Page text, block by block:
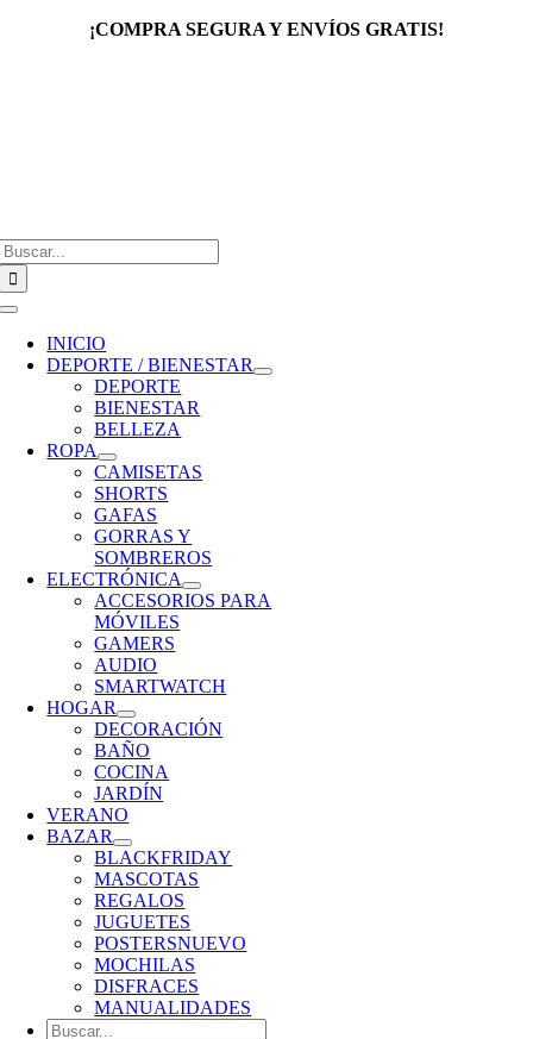
¡COMPRA SEGURA Y ENVÍOS GRATIS!
Toggle
Navigation
INICIO
DEPORTE / BIENESTAR
DEPORTE
BIENESTAR
BELLEZA
ROPA
CAMISETAS
SHORTS
GAFAS
GORRAS Y
SOMBREROS
ELECTRÓNICA
ACCESORIOS PARA
MÓVILES
GAMERS
AUDIO
SMARTWATCH
HOGAR
DECORACIÓN
BAÑO
COCINA
JARDÍN
VERANO
BAZAR
BLACKFRIDAY
MASCOTAS
REGALOS
JUGUETES
POSTERSNUEVO
MOCHILAS
DISFRACES
MANUALIDADES
Buscar: